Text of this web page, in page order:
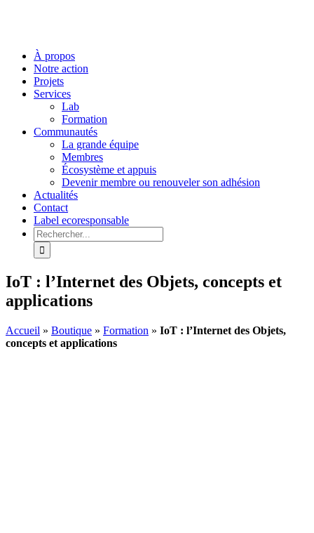
À propos
Notre action
Projets
Services
Lab
Formation
Communautés
La grande équipe
Membres
Écosystème et appuis
Devenir membre ou renouveler son adhésion
Actualités
Contact
Label ecoresponsable
Rechercher:
IoT : l’Internet des Objets, concepts et
applications
Accueil » Boutique » Formation » IoT : l’Internet des Objets,
concepts et applications